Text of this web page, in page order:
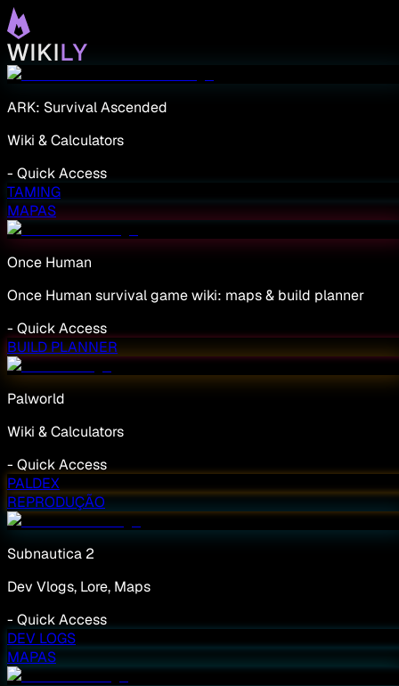
ARK: Survival Ascended
Wiki & Calculators
- Quick Access
TAMING
MAPAS
Once Human
Once Human survival game wiki: maps & build planner
- Quick Access
BUILD PLANNER
Palworld
Wiki & Calculators
- Quick Access
PALDEX
REPRODUÇÃO
Subnautica 2
Dev Vlogs, Lore, Maps
- Quick Access
DEV LOGS
MAPAS